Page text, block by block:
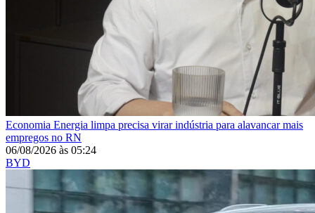
Economia Energia limpa precisa virar indústria para alavancar mais
empregos no RN
06/08/2026 às 05:24
BYD